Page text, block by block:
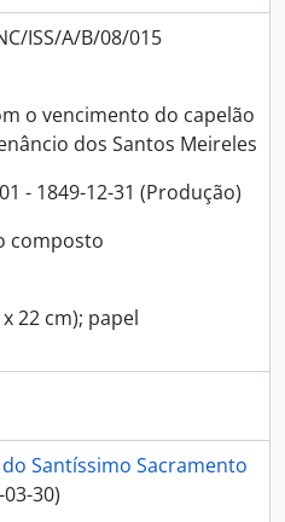
028 - Despesas com procuradores da Mesa da irmandade, 1761-07-28 - 1840-12-31
- Recibos do capelão António da Silva Delgado, provido na capela instituída por Mariana Ferreira, 1757 - 1821
composto] 031 - Igreja. Capelas. Capelães cantores, 1795 - 1834
032 - Empregados. Menino de capela. Alberto Magno, 1757-05-09 - 1787-09-30
033 - Empregados. Menino de capela. Dionísio António de Matos, 1787-09-20 - 1788-08-28
- Empregados. Menino de capela. João Evangelista Cardoso de Queirós, 1788-11-04 - 1789-12-25
036 - Empregados. Menino de capela. António Inocêncio de Faria, 1790-01-12 - 1791-11-20
038 - Empregados. Menino de capela. Furtuoso Gonçalves Rodrigues, 1810-11-30 - 1815-07-11
039 - Empregados. Menino de capela. Luís José da Costa, 1813-10-06 - 1838-07-02
042 - Irmandade. Ordenados. Sacristão, 1847-03-31 - 1851-06-30
043 - Irmandade. Ordenados. Escriturário, 1790-12-30 - 1825-03-13
044 - Irmandade. Ordenados. Escriturário, 1850-09-30 - 1851-06-30
1763-09-01 - 1773-03-20
ISS/A/B/08/015
o vencimento do capelão
dos Santos Meireles
- 1849-12-31 (Produção)
composto
22 cm); papel
Santíssimo Sacramento
30)